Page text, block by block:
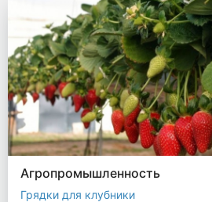
Агропромышленность
Грядки для клубники